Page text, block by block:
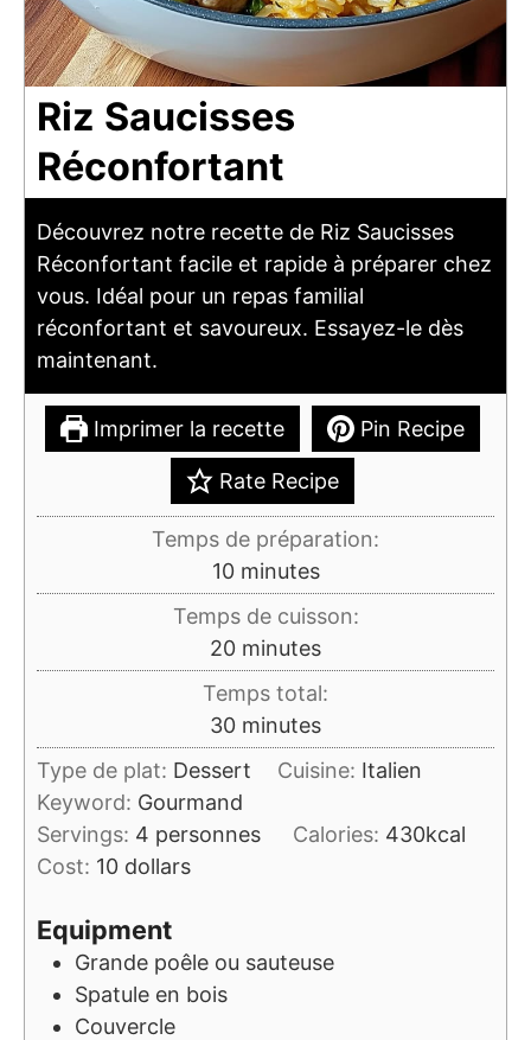
Riz Saucisses
Réconfortant
Découvrez notre recette de Riz Saucisses
Réconfortant facile et rapide à préparer chez
vous. Idéal pour un repas familial
réconfortant et savoureux. Essayez-le dès
maintenant.
Imprimer la recette Pin Recipe
Rate Recipe
Temps de préparation:
10minutes
minutes
Temps de cuisson:
20minutes
minutes
Temps total:
30minutes
minutes
Type de plat: Dessert Cuisine: Italien
Keyword: Gourmand
Servings: 4 personnes Calories: 430kcal
Cost: 10 dollars
Equipment
Grande poêle ou sauteuse
Spatule en bois
Couvercle